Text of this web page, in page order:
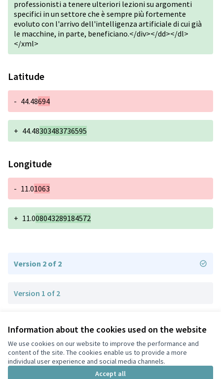
Information about the cookies used on the website
We use cookies on our website to improve the performance and
content of the site. The cookies enable us to provide a more
individual user experience and social media channels.
Accept all
professionisti a tenere ulteriori lezioni su argomenti
specifici in un settore che è sempre più fortemente
evoluto con l'arrivo dell'intelligenza artificiale di cui già
le macchine, in parte, beneficiano.</div></dd></dl>
</xml>
Latitude
- 44.48694
+ 44.48303483736595
Longitude
- 11.01063
+ 11.008043289184572
Version 2 of 2
Version 1 of 2
Terms of Service
Cookie settings
English
Choose languageScegli la lingua